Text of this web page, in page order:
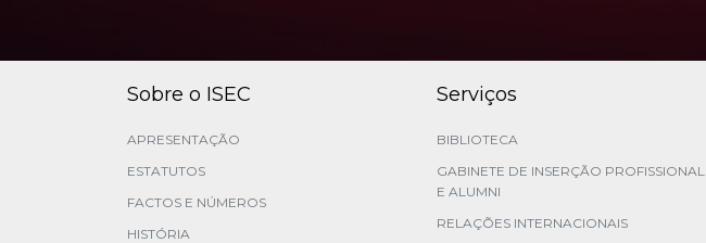
Sobre o ISEC
APRESENTAÇÃO
ESTATUTOS
FACTOS E NÚMEROS
HISTÓRIA
Serviços
BIBLIOTECA
GABINETE DE INSERÇÃO PROFISSIONAL
E ALUMNI
RELAÇÕES INTERNACIONAIS